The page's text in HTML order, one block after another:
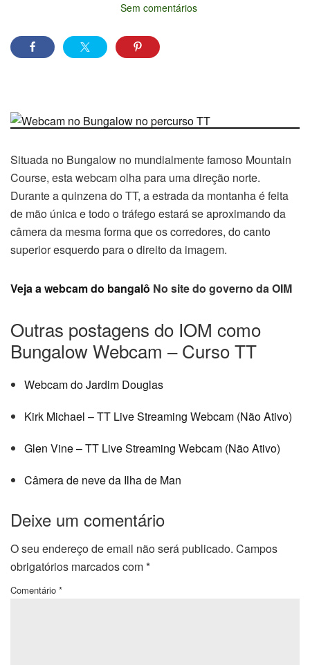
Sem comentários
Situada no Bungalow no mundialmente famoso Mountain
Course, esta webcam olha para uma direção norte.
Durante a quinzena do TT, a estrada da montanha é feita
de mão única e todo o tráfego estará se aproximando da
câmera da mesma forma que os corredores, do canto
superior esquerdo para o direito da imagem.
Veja a webcam do bangalô No site do governo da OIM
Outras postagens do IOM como
Bungalow Webcam – Curso TT
Webcam do Jardim Douglas
Kirk Michael – TT Live Streaming Webcam (Não Ativo)
Glen Vine – TT Live Streaming Webcam (Não Ativo)
Câmera de neve da Ilha de Man
Deixe um comentário
O seu endereço de email não será publicado. Campos
obrigatórios marcados com*
Comentário *